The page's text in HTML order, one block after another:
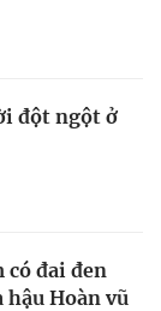
đột ngột ở
có đai đen
Hoàn vũ